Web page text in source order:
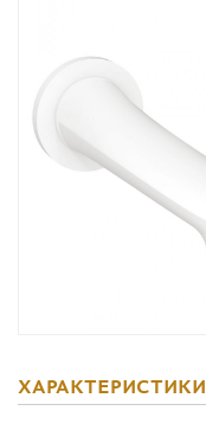
Контакты
ХАРАКТЕРИСТИКИ